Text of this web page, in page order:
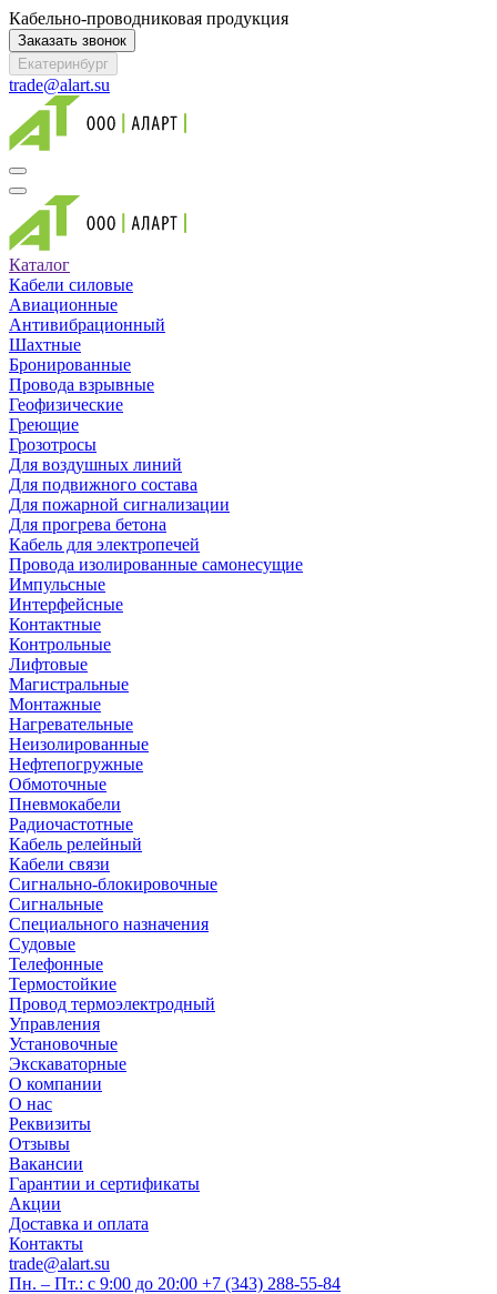
Кабельно-проводниковая продукция
Заказать звонок
Екатеринбург
trade@alart.su
Каталог
Кабели силовые
Авиационные
Антивибрационный
Шахтные
Бронированные
Провода взрывные
Геофизические
Греющие
Грозотросы
Для воздушных линий
Для подвижного состава
Для пожарной сигнализации
Для прогрева бетона
Кабель для электропечей
Провода изолированные самонесущие
Импульсные
Интерфейсные
Контактные
Контрольные
Лифтовые
Магистральные
Монтажные
Нагревательные
Неизолированные
Нефтепогружные
Обмоточные
Пневмокабели
Радиочастотные
Кабель релейный
Кабели связи
Сигнально-блокировочные
Сигнальные
Специального назначения
Судовые
Телефонные
Термостойкие
Провод термоэлектродный
Управления
Установочные
Экскаваторные
О компании
О нас
Реквизиты
Отзывы
Вакансии
Гарантии и сертификаты
Акции
Доставка и оплата
Контакты
trade@alart.su
Пн. – Пт.: с 9:00 до 20:00 +7 (343) 288-55-84